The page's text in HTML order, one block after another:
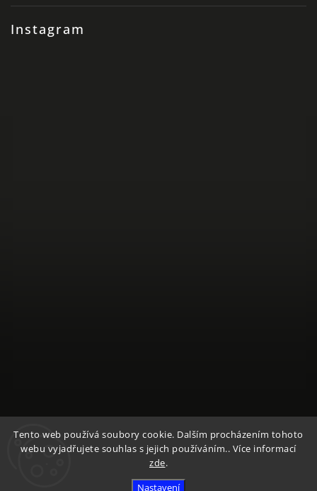
Tento web používá soubory cookie. Dalším procházením tohoto
webu vyjadřujete souhlas s jejich používáním.. Více informací
zde.
Nastavení
Instagram
Sledovat na Instagramu
vyhrazena.